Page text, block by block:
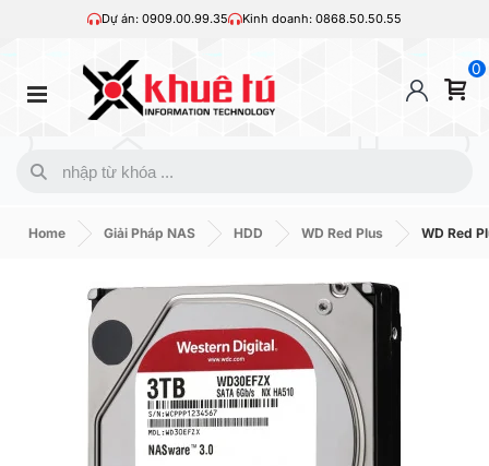
Dự án: 0909.00.99.35 Kinh doanh: 0868.50.50.55
0
Home Giải Pháp NAS HDD WD Red Plus WD Red